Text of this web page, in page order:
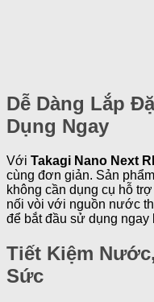
Dễ Dàng Lắp
Dụng Ngay
Với Takagi Nano Next
cùng đơn giản. Sản
không cần dụng cụ hỗ
nối vòi với nguồn nước
để bắt đầu sử dụng ngay
Tiết Kiệm
Sức